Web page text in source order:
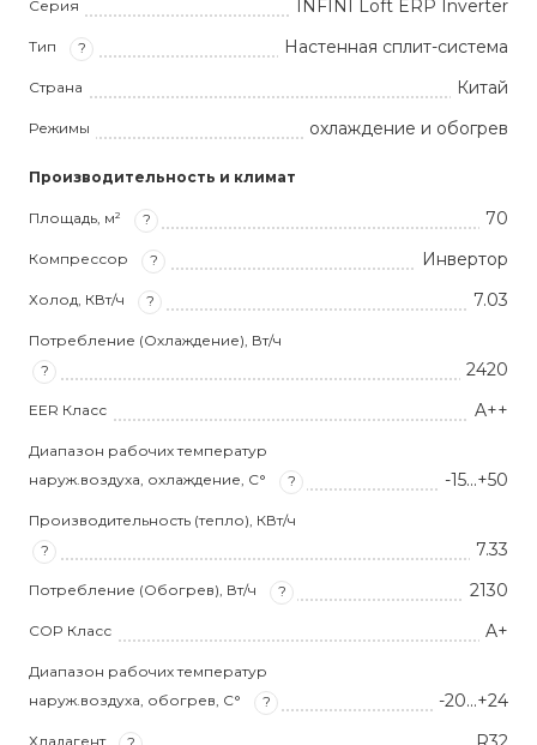
Серия INFINI Loft ERP Inverter
Тип ? Настенная сплит-система
Страна Китай
Режимы охлаждение и обогрев
Производительность и климат
Площадь, м² ? 70
Компрессор ? Инвертор
Холод, КВт/ч ? 7.03
Потребление (Охлаждение), Вт/ч
?
2420
EER Класс A++
Диапазон рабочих температур
наруж.воздуха, охлаждение, С°
? -15...+50
Производительность (тепло), КВт/ч
?
7.33
Потребление (Обогрев), Вт/ч ? 2130
COP Класс A+
Диапазон рабочих температур
наруж.воздуха, обогрев, С°
? -20...+24
Хладагент